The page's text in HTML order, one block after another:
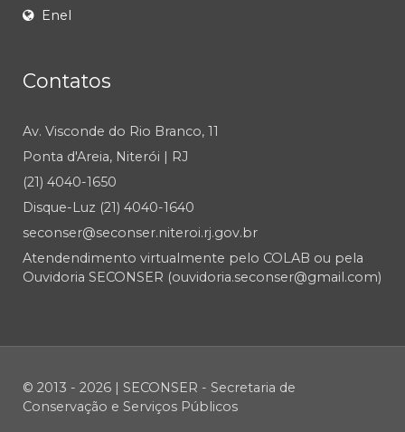
Enel
Contatos
Av. Visconde do Rio Branco, 11
Ponta d'Areia, Niterói | RJ
(21) 4040-1650
Disque-Luz (21) 4040-1640
seconser@seconser.niteroi.rj.gov.br
Atendendimento virtualmente pelo COLAB ou pela
Ouvidoria SECONSER (ouvidoria.seconser@gmail.com)
© 2013 - 2026 | SECONSER - Secretaria de
Conservação e Serviços Públicos